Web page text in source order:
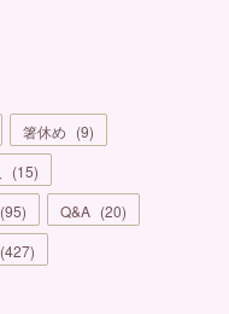
箸休め (9)
(15)
(95) Q&A (20)
(427)